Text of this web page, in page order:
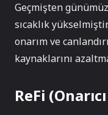
Geçmişten
sıcaklık
onarım ve
kaynaklarını
ReFi